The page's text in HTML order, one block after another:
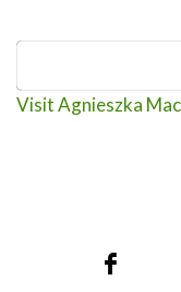
Visit Agnieszka